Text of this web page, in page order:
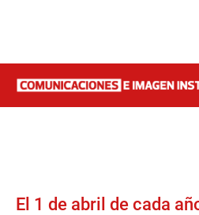
El 1 de abril de cada